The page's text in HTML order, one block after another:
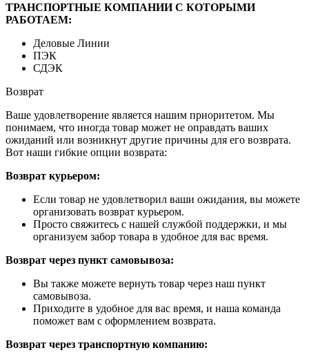
ТРАНСПОРТНЫЕ КОМПАНИИ С КОТОРЫМИ
РАБОТАЕМ:
Деловые Линии
ПЭК
СДЭК
Возврат
Ваше удовлетворение является нашим приоритетом. Мы
понимаем, что иногда товар может не оправдать ваших
ожиданий или возникнут другие причины для его возврата.
Вот наши гибкие опции возврата:
Возврат курьером:
Если товар не удовлетворил ваши ожидания, вы можете
организовать возврат курьером.
Просто свяжитесь с нашей службой поддержки, и мы
организуем забор товара в удобное для вас время.
Возврат через пункт самовывоза:
Вы также можете вернуть товар через наш пункт
самовывоза.
Приходите в удобное для вас время, и наша команда
поможет вам с оформлением возврата.
Возврат через транспортную компанию: